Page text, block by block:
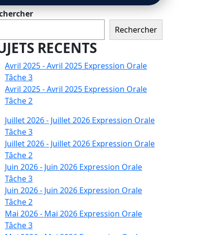
Rechercher
RECENTS
Avril 2025 - Avril 2025 Expression Orale
Tâche 3
Avril 2025 - Avril 2025 Expression Orale
Tâche 2
Juillet 2026 - Juillet 2026 Expression Orale
Tâche 3
Juillet 2026 - Juillet 2026 Expression Orale
Tâche 2
Juin 2026 - Juin 2026 Expression Orale
Tâche 3
Juin 2026 - Juin 2026 Expression Orale
Tâche 2
Mai 2026 - Mai 2026 Expression Orale
Tâche 3